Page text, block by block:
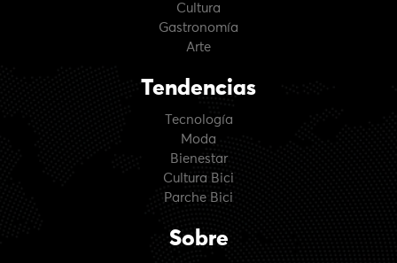
Cultura
Gastronomía
Arte
Tendencias
Tecnología
Moda
Bienestar
Cultura Bici
Parche Bici
Sobre